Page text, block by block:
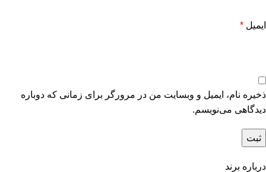
ایمیل *
ذخیره نام، ایمیل و وبسایت من در مرورگر برای زمانی که دوباره
دیدگاهی می‌نویسم.
درباره برند